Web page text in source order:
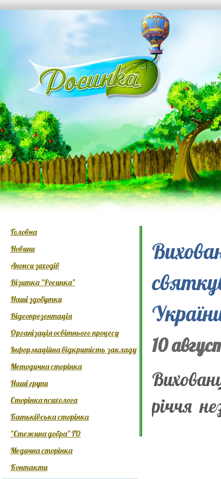
Головна
Новини
Анонси заходів
Візитка "Росинка"
Наші здобутки
Відеопрезентація
Організація освітнього процесу
Інформаційна відкритість закладу
Методична сторінка
Наші групи
Сторінка психолога
Батьківська сторінка
"Стежина добра" ГО
Медична сторінка
Контакти
10
річчя